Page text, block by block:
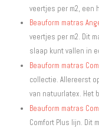
veertjes per m2, een
Beauform matras
veertjes per m2. Dit
slaap kunt vallen in
Beauform matras
collectie. Allereerst
van natuurlatex. Het
Beauform matras
Comfort Plus lijn. Dit